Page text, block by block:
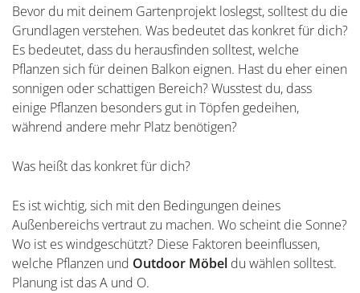
Bevor du mit deinem Gartenprojekt loslegst, solltest du die
Grundlagen verstehen. Was bedeutet das konkret für dich?
Es bedeutet, dass du herausfinden solltest, welche
Pflanzen sich für deinen Balkon eignen. Hast du eher einen
sonnigen oder schattigen Bereich? Wusstest du, dass
einige Pflanzen besonders gut in Töpfen gedeihen,
während andere mehr Platz benötigen?
Was heißt das konkret für dich?
Es ist wichtig, sich mit den Bedingungen deines
Außenbereichs vertraut zu machen. Wo scheint die Sonne?
Wo ist es windgeschützt? Diese Faktoren beeinflussen,
welche Pflanzen und Outdoor Möbel du wählen solltest.
Planung ist das A und O.